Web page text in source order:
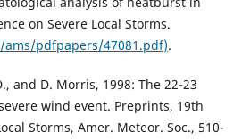
on Severe Local Storms.
pdfpapers/47081.pdf).
and D. Morris, 1998: The 22-23
wind event. Preprints, 19th
Storms, Amer. Meteor. Soc., 510-